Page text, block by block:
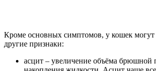
Кроме основных симптомов, у кошек могут
другие признаки:
асцит – увеличение объёма брюшной